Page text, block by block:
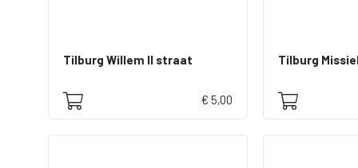
Tilburg Willem II straat
€ 5,00